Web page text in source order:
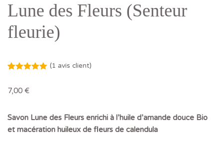
Lune des Fleurs (Senteur
fleurie)
basé sur
(1 avis client)
7,00 €
Savon Lune des Fleurs enrichi à l’huile d’amande douce Bio
et macération huileux de fleurs de calendula